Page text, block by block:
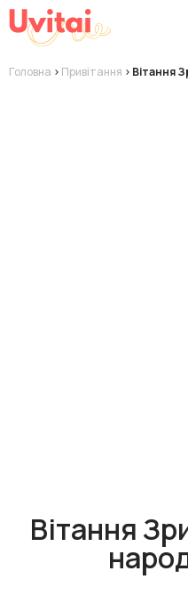
Головна > Привітання > Вітання
Вітання